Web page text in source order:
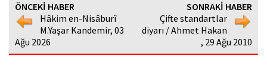
ÖNCEKİ HABER
Hâkim en-Nisâburî
M.Yaşar Kandemir, 03
Ağu 2026
SONRAKİ HABER
Çifte standartlar
diyarı / Ahmet Hakan
, 29 Ağu 2010